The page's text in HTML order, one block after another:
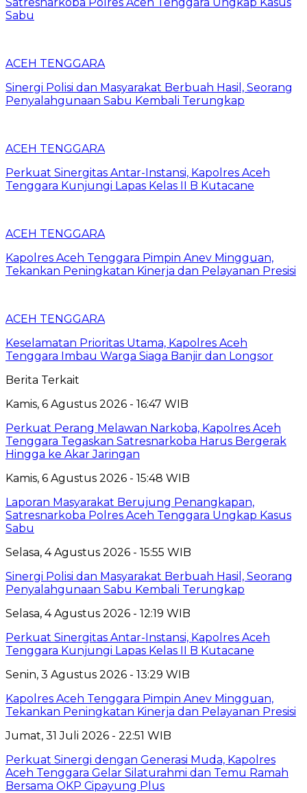
Sabu
ACEH TENGGARA
Sinergi Polisi dan Masyarakat Berbuah Hasil, Seorang
Penyalahgunaan Sabu Kembali Terungkap
ACEH TENGGARA
Perkuat Sinergitas Antar-Instansi, Kapolres Aceh
Tenggara Kunjungi Lapas Kelas II B Kutacane
ACEH TENGGARA
Kapolres Aceh Tenggara Pimpin Anev Mingguan,
Tekankan Peningkatan Kinerja dan Pelayanan Presisi
ACEH TENGGARA
Keselamatan Prioritas Utama, Kapolres Aceh
Tenggara Imbau Warga Siaga Banjir dan Longsor
Berita Terkait
Kamis, 6 Agustus 2026 - 16:47 WIB
Perkuat Perang Melawan Narkoba, Kapolres Aceh
Tenggara Tegaskan Satresnarkoba Harus Bergerak
Hingga ke Akar Jaringan
Kamis, 6 Agustus 2026 - 15:48 WIB
Laporan Masyarakat Berujung Penangkapan,
Satresnarkoba Polres Aceh Tenggara Ungkap Kasus
Sabu
Selasa, 4 Agustus 2026 - 15:55 WIB
Sinergi Polisi dan Masyarakat Berbuah Hasil, Seorang
Penyalahgunaan Sabu Kembali Terungkap
Selasa, 4 Agustus 2026 - 12:19 WIB
Perkuat Sinergitas Antar-Instansi, Kapolres Aceh
Tenggara Kunjungi Lapas Kelas II B Kutacane
Senin, 3 Agustus 2026 - 13:29 WIB
Kapolres Aceh Tenggara Pimpin Anev Mingguan,
Tekankan Peningkatan Kinerja dan Pelayanan Presisi
Jumat, 31 Juli 2026 - 22:51 WIB
Perkuat Sinergi dengan Generasi Muda, Kapolres
Aceh Tenggara Gelar Silaturahmi dan Temu Ramah
Bersama OKP Cipayung Plus